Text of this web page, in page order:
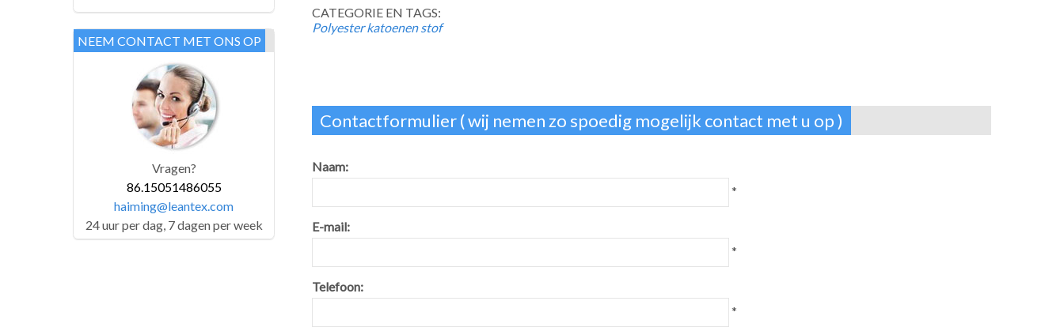
CATEGORIE EN TAGS:
Polyester katoenen stof
Contactformulier ( wij nemen zo spoedig mogelijk contact met u op )
Naam:
*
E-mail:
*
Telefoon:
*
NEEM CONTACT MET ONS OP
Vragen?
86.15051486055
haiming@leantex.com
24 uur per dag, 7 dagen per week